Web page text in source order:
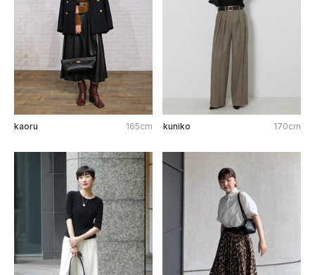
kaoru 165cm kuniko 170cm